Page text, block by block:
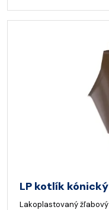
LP kotlík kónický
Lakoplastovaný